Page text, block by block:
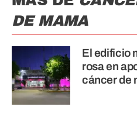
DE MAMA
El edificio
rosa en
cáncer de